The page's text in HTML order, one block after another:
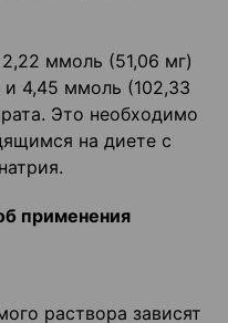
ммоль (51,06 мг)
и 4,45 ммоль (102,33
Это необходимо
на диете с
применения
раствора зависят